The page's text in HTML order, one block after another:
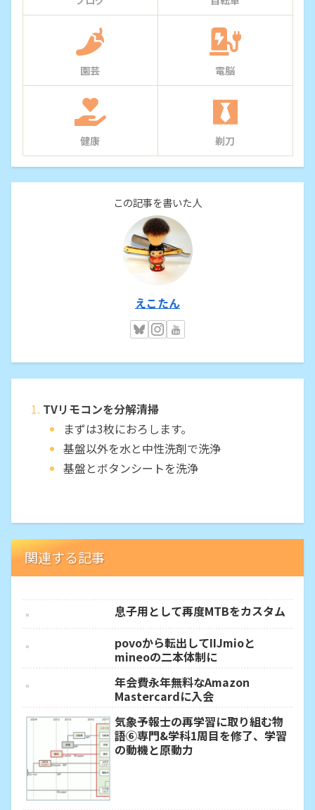
園芸 電脳
健康 剃刀
この記事を書いた人
えこたん
TVリモコンを分解清掃
まずは3枚におろします。
基盤以外を水と中性洗剤で洗浄
基盤とボタンシートを洗浄
関連する記事
息子用として再度MTBをカスタム
povoから転出してIIJmioと
mineoの二本体制に
年会費永年無料なAmazon
Mastercardに入会
気象予報士の再学習に取り組む物
語⑥専門&学科1周目を修了、学習
の動機と原動力